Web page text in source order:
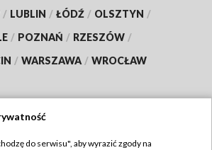
/ LUBLIN / ŁÓDŹ / OLSZTYN /
/ POZNAŃ / RZESZÓW /
/ WARSZAWA / WROCŁAW
do serwisu", aby wyrazić zgody na